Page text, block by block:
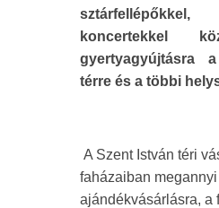
koncertekkel
gyertyagyújtásra
térre és a többi
A Szent István téri
faházaiban
ajándékvásárlásra, a